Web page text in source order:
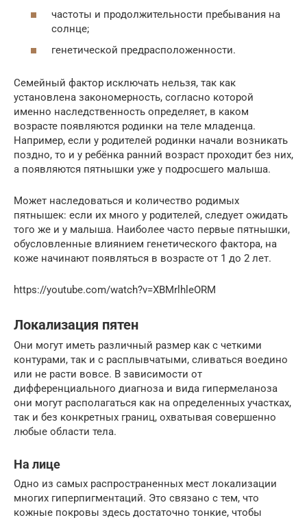
частоты и продолжительности пребывания на
солнце;
генетической предрасположенности.
Семейный фактор исключать нельзя, так как
установлена закономерность, согласно которой
именно наследственность определяет, в каком
возрасте появляются родинки на теле младенца.
Например, если у родителей родинки начали возникать
поздно, то и у ребёнка ранний возраст проходит без них,
а появляются пятнышки уже у подросшего малыша.
Может наследоваться и количество родимых
пятнышек: если их много у родителей, следует ожидать
того же и у малыша. Наиболее часто первые пятнышки,
обусловленные влиянием генетического фактора, на
коже начинают появляться в возрасте от 1 до 2 лет.
https://youtube.com/watch?v=XBMrlhleORM
Локализация пятен
Они могут иметь различный размер как с четкими
контурами, так и с расплывчатыми, сливаться воедино
или не расти вовсе. В зависимости от
дифференциального диагноза и вида гипермеланоза
они могут располагаться как на определенных участках,
так и без конкретных границ, охватывая совершенно
любые области тела.
На лице
Одно из самых распространенных мест локализации
многих гиперпигментаций. Это связано с тем, что
кожные покровы здесь достаточно тонкие, чтобы